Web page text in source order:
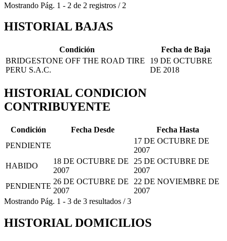
Mostrando Pág. 1 - 2 de 2 registros / 2
HISTORIAL BAJAS
Condición
Fecha de Baja
BRIDGESTONE OFF THE ROAD TIRE
PERU S.A.C.
19 DE OCTUBRE
DE 2018
HISTORIAL CONDICION
CONTRIBUYENTE
Condición Fecha Desde
Fecha Hasta
PENDIENTE
17 DE OCTUBRE DE
2007
HABIDO
18 DE OCTUBRE DE
2007
25 DE OCTUBRE DE
2007
PENDIENTE
26 DE OCTUBRE DE
2007
22 DE NOVIEMBRE DE
2007
Mostrando Pág. 1 - 3 de 3 resultados /3
HISTORIAL DOMICILIOS